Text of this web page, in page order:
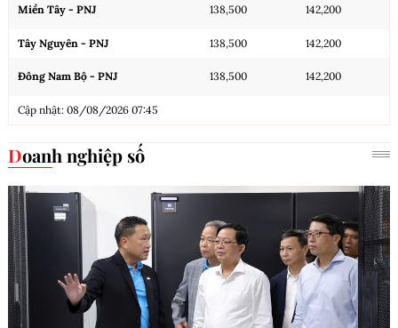
Miền Tây - PNJ 138,500 142,200
Tây Nguyên - PNJ 138,500 142,200
Đông Nam Bộ - PNJ 138,500 142,200
Cập nhật: 08/08/2026 07:45
Doanh nghiệp số